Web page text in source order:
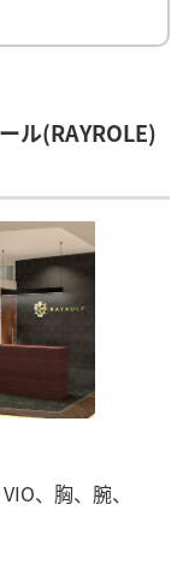
ル(RAYROLE)
、胸、腕、